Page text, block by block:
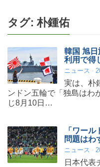
タグ:朴鍾佑
韓国 旭
利用で得
ニュース
実は、朴
ンドン五輪で「独島はわ
じ8月10日…
「ワー
問題はわ
ニュース
日本代表